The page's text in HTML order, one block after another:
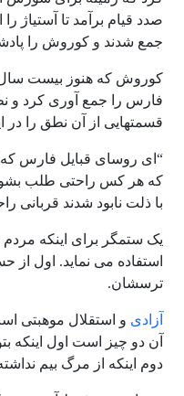
صدد قیام برآمد تا آستیاژ
جمع شدند و کوروش را
کوروش که هنوز بیست سال
فارس را جمع آوری کرد و
قسمتهایی از آن نطق را در
“ای روسای قبایل فارس که
که هر کس راحتی طلب
با ذلت نابود شدند قربانی
یک ستمگر برای اینکه مردم
استفاده می نماید. اول از
ترسشان.
آزادی و استقلال موهبتی
آن دو چیز است اول اینکه
دوم اینکه از مرگ بیم